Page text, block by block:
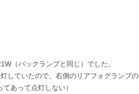
（バックランプと同じ）でした。
していたので、右側のリアフォグランプの
あって点灯しない）